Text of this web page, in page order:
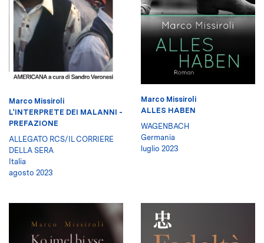
Marco Missiroli
L'INTERPRETE DEI MALANNI -
PREFAZIONE
ALLEGATO RCS/IL CORRIERE
DELLA SERA
Italia
agosto 2023
Marco Missiroli
ALLES HABEN
WAGENBACH
Germania
luglio 2023